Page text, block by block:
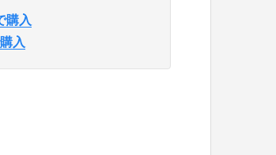
購入
入